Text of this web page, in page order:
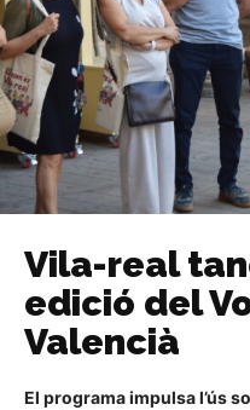
Vila-real
edició del
Valencià
El programa impulsa l’ús